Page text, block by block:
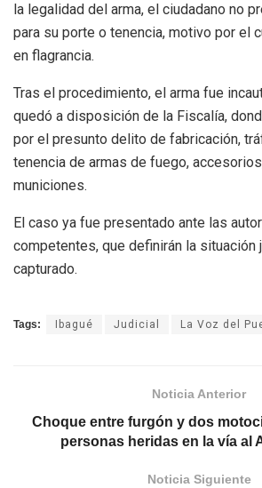
la legalidad del arma, el ciudadano no
para su porte o tenencia, motivo por el
en flagrancia.
Tras el procedimiento, el arma fue
quedó a disposición de la Fiscalía,
por el presunto delito de fabricación,
tenencia de armas de fuego,
municiones.
El caso ya fue presentado ante las
competentes, que definirán la situación
capturado.
Tags: Ibagué Judicial La Voz del
Noticia Anterior
Choque entre furgón y dos
personas heridas en la vía al
Noticia Siguiente